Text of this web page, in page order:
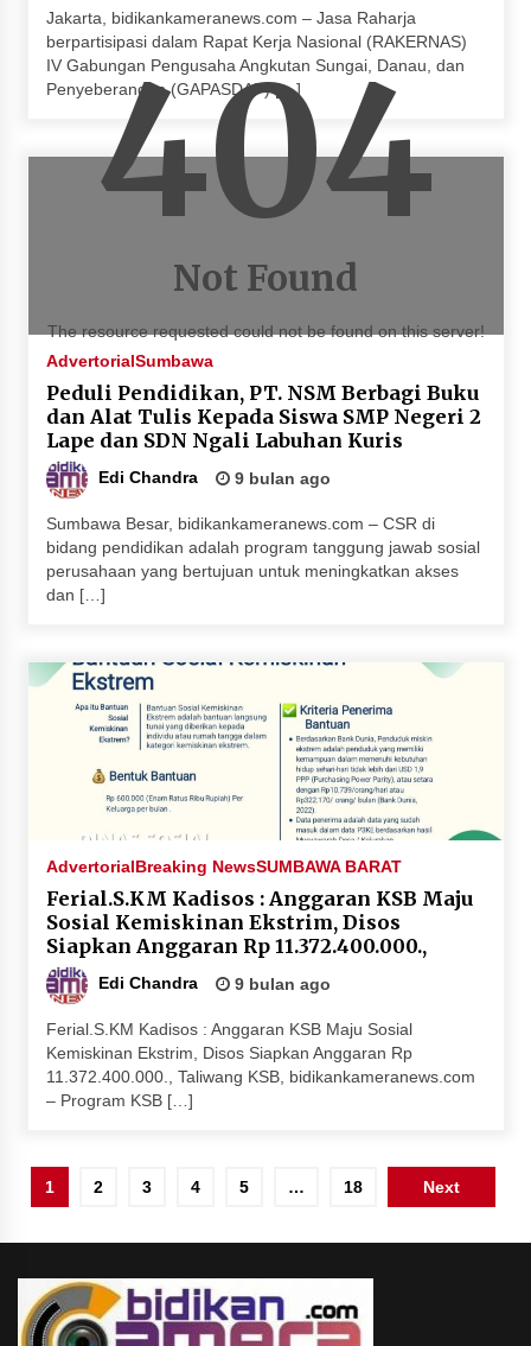
Jakarta, bidikankameranews.com – Jasa Raharja
berpartisipasi dalam Rapat Kerja Nasional (RAKERNAS)
IV Gabungan Pengusaha Angkutan Sungai, Danau, dan
Penyeberangan (GAPASDAP) […]
AdvertorialSumbawa
Peduli Pendidikan, PT. NSM Berbagi Buku
dan Alat Tulis Kepada Siswa SMP Negeri 2
Lape dan SDN Ngali Labuhan Kuris
Edi Chandra 9 bulan ago
Sumbawa Besar, bidikankameranews.com – CSR di
bidang pendidikan adalah program tanggung jawab sosial
perusahaan yang bertujuan untuk meningkatkan akses
dan […]
AdvertorialBreaking NewsSUMBAWA BARAT
Ferial.S.KM Kadisos : Anggaran KSB Maju
Sosial Kemiskinan Ekstrim, Disos
Siapkan Anggaran Rp 11.372.400.000.,
Edi Chandra 9 bulan ago
Ferial.S.KM Kadisos : Anggaran KSB Maju Sosial
Kemiskinan Ekstrim, Disos Siapkan Anggaran Rp
11.372.400.000., Taliwang KSB, bidikankameranews.com
– Program KSB […]
Paginasi
pos
1 2 3 4 5 … 18 Next
404
Not Found
The resource requested could not be found on this server!